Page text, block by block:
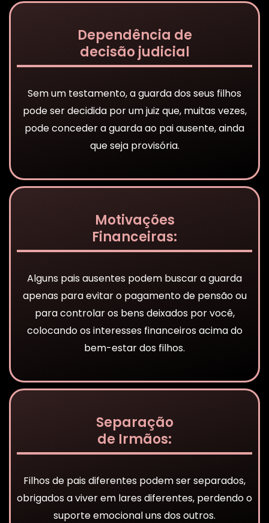
Dependência de
decisão judicial
Sem um testamento, a guarda dos seus filhos
pode ser decidida por um juiz que, muitas vezes,
pode conceder a guarda ao pai ausente, ainda
que seja provisória.
Motivações
Financeiras:
Alguns pais ausentes podem buscar a guarda
apenas para evitar o pagamento de pensão ou
para controlar os bens deixados por você,
colocando os interesses financeiros acima do
bem-estar dos filhos.
Separação
de Irmãos:
Filhos de pais diferentes podem ser separados,
obrigados a viver em lares diferentes, perdendo o
suporte emocional uns dos outros.